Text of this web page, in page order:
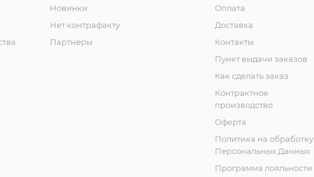
Новинки
Нет контрафакту
Партнеры
Оплата
Доставка
Контакты
Пункт выдачи заказов
Как сделать заказ
Контрактное
производство
Оферта
Политика на обработку
Персональных Данных
Программа лояльности